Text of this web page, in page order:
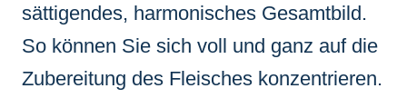
sättigendes, harmonisches Gesamtbild.
So können Sie sich voll und ganz auf die
Zubereitung des Fleisches konzentrieren.